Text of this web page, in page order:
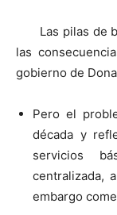
Las pilas de
las
gobierno de
Pero el
década y
servicios
centralizada,
embargo